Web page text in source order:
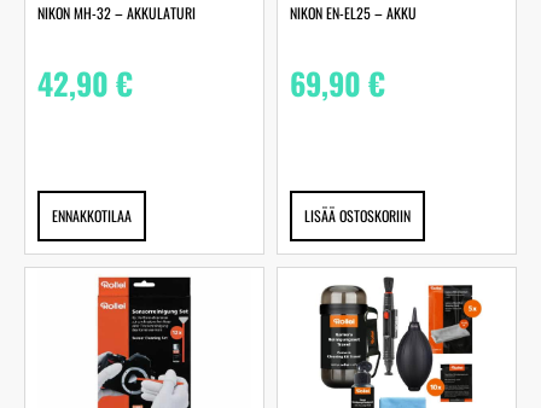
NIKON MH-32 – AKKULATURI
42,90€
ENNAKKOTILAA
NIKON EN-EL25 – AKKU
69,90€
LISÄÄ OSTOSKORIIN